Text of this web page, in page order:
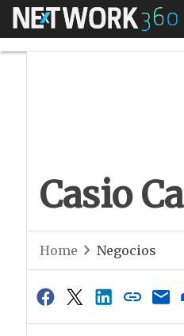
Menú
Casio
Home Negocios